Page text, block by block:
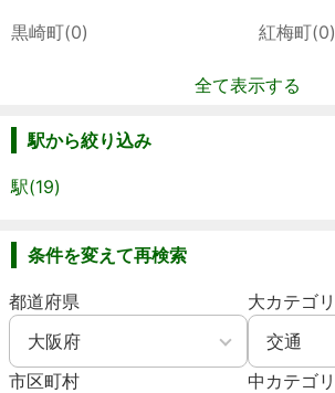
黒崎町(0)
紅梅町(0)
全て表示する
駅から絞り込み
駅(19)
条件を変えて再検索
都道府県
市区町村
大カテゴリ
中カテゴリ